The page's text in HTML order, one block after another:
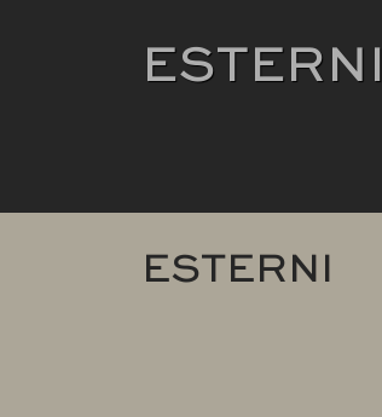
ESTERNI
ESTERNI